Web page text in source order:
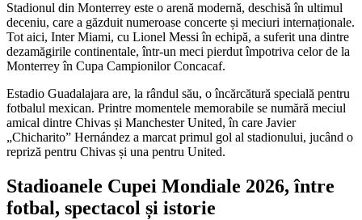
Stadionul din Monterrey este o arenă modernă, deschisă în ultimul
deceniu, care a găzduit numeroase concerte și meciuri internaționale.
Tot aici, Inter Miami, cu Lionel Messi în echipă, a suferit una dintre
dezamăgirile continentale, într-un meci pierdut împotriva celor de la
Monterrey în Cupa Campionilor Concacaf.
Estadio Guadalajara are, la rândul său, o încărcătură specială pentru
fotbalul mexican. Printre momentele memorabile se numără meciul
amical dintre Chivas și Manchester United, în care Javier
„Chicharito” Hernández a marcat primul gol al stadionului, jucând o
repriză pentru Chivas și una pentru United.
Stadioanele Cupei Mondiale 2026, între
fotbal, spectacol și istorie